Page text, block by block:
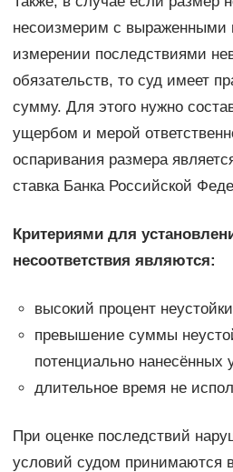
несоизмерим с выраженными
измерении последствиями
обязательств, то суд имеет
сумму. Для этого нужно
ущербом и мерой
оспаривания размера
ставка Банка Российской
Критериями для
несоответствия являются:
высокий процент
превышение суммы
потенциально нанесённых
длительное время не
При оценке последствий
условий судом принимаются